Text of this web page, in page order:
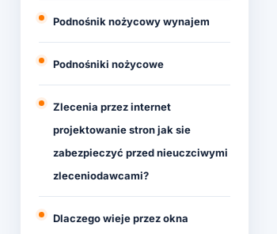
Podnośnik nożycowy wynajem
Podnośniki nożycowe
Zlecenia przez internet
projektowanie stron jak sie
zabezpieczyć przed nieuczciwymi
zleceniodawcami?
Dlaczego wieje przez okna